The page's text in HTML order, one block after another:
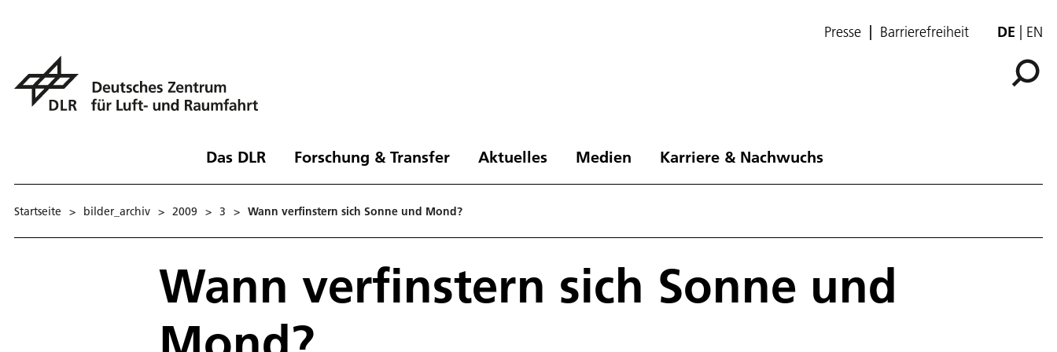
Presse Barrierefreiheit DE EN
Das DLR Forschung & Transfer Aktuelles Medien Karriere & Nachwuchs
Startseite > bilder_archiv > 2009 > 3 > Wann verfinstern sich Sonne und Mond?
Wann verfinstern sich Sonne und